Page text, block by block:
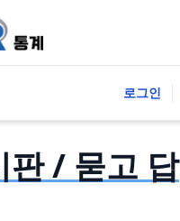
로그인
판 / 묻고 답